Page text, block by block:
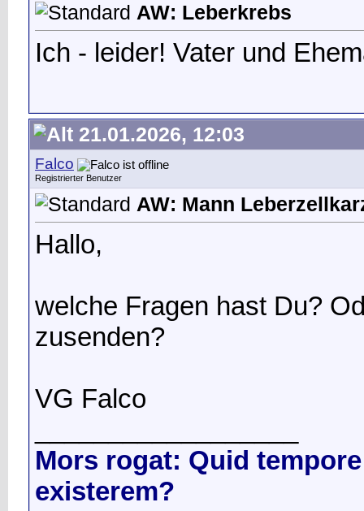
AW: Leberkrebs
Ich - leider! Vater und
21.01.2026, 12:03
Falco
Registrierter Benutzer
AW: Mann
Hallo,
welche Fragen hast Du?
zusenden?
VG Falco
Mors rogat: Quid
existerem?